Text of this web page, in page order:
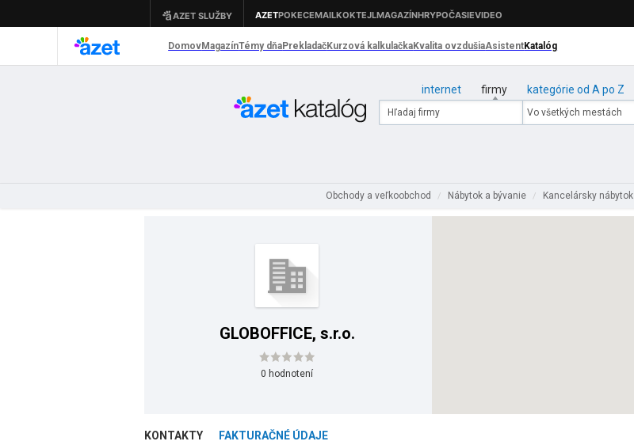
internet firmy kategórie od A po Z
Obchody a veľkoobchod / Nábytok a bývanie / Kancelársky nábytok
GLOBOFFICE, s.r.o.
0 hodnotení
KONTAKTY FAKTURAČNÉ ÚDAJE